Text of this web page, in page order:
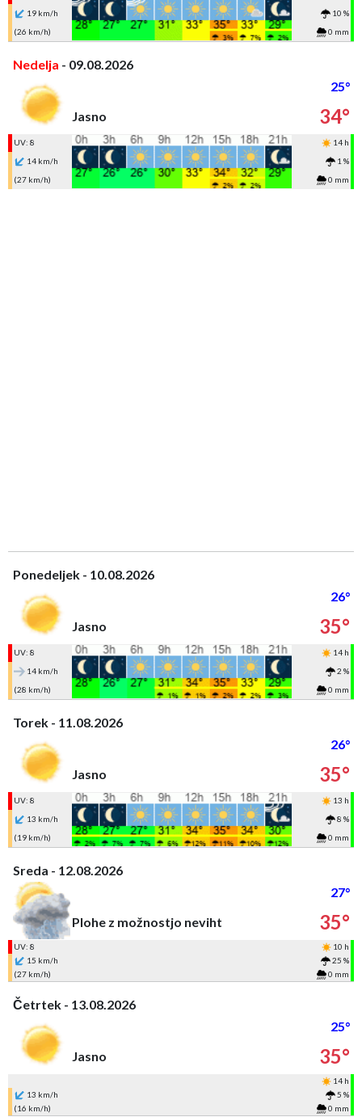
19 km/h
10 %
(26 km/h)
0 mm
Nedelja - 09.08.2026
25°
Jasno
34°
UV: 8
14 h
14 km/h
1 %
(27 km/h)
0 mm
Ponedeljek - 10.08.2026
26°
Jasno
35°
UV: 8
14 h
14 km/h
2 %
(28 km/h)
0 mm
Torek - 11.08.2026
26°
Jasno
35°
UV: 8
13 h
13 km/h
8 %
(19 km/h)
0 mm
Sreda - 12.08.2026
27°
Plohe z možnostjo neviht
35°
UV: 8
10 h
15 km/h
25 %
(27 km/h)
0 mm
Četrtek - 13.08.2026
25°
Jasno
35°
14 h
13 km/h
5 %
(16 km/h)
0 mm